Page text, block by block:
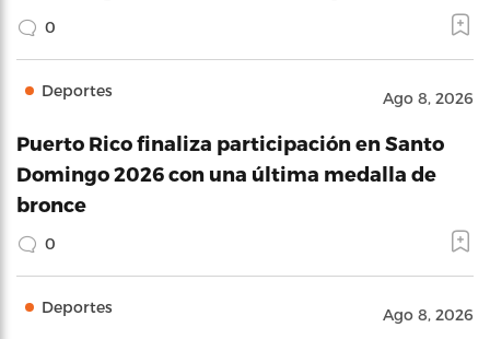
0
Deportes Ago 8, 2026
Puerto Rico finaliza participación en Santo
Domingo 2026 con una última medalla de
bronce
0
Deportes Ago 8, 2026